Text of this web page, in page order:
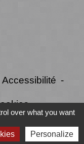
Accessibilité -
des Communes
over what you want
Personalize